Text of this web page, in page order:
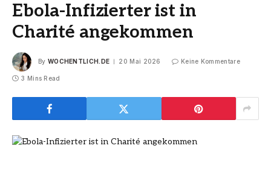
Ebola-Infizierter ist in
Charité angekommen
By WOCHENTLICH.DE 20 Mai 2026 Keine Kommentare
3 Mins Read